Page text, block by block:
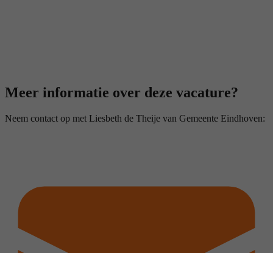
Meer informatie over deze vacature?
Neem contact op met Liesbeth de Theije van Gemeente Eindhoven: